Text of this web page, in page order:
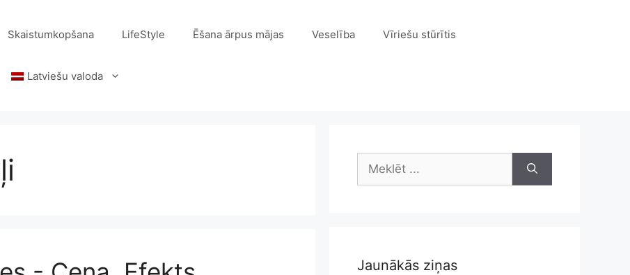
Skaistumkopšana LifeStyle Ēšana ārpus mājas Veselība Vīriešu stūrītis
Latviešu valoda
Meklēt:
Jaunākās ziņas